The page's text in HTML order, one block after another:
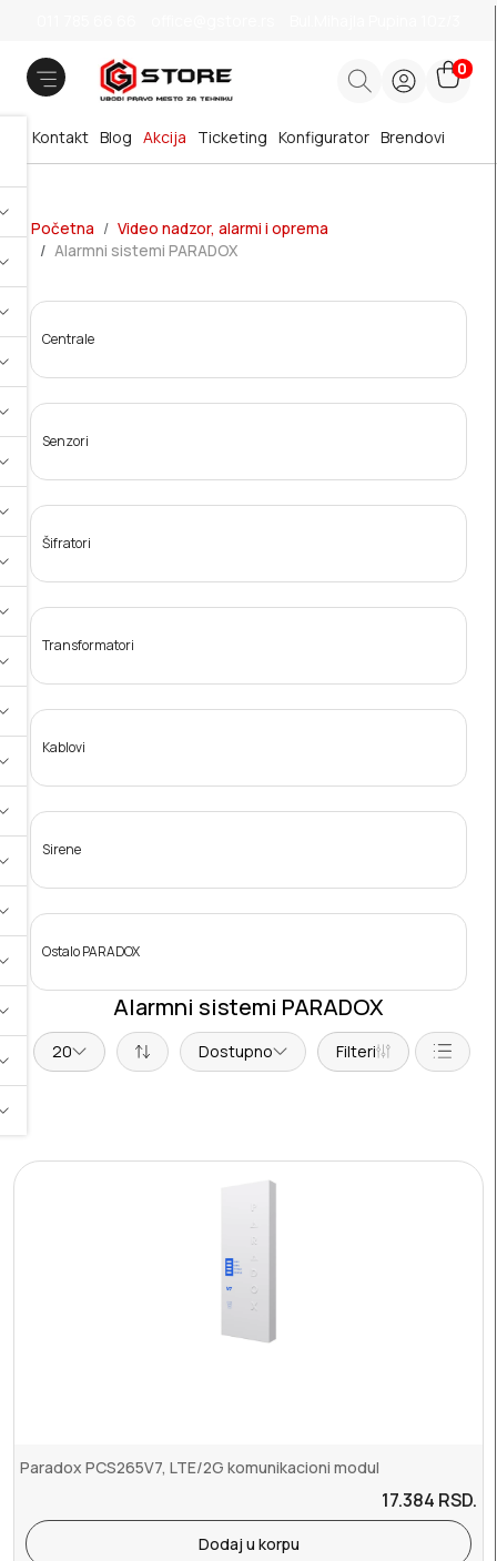
0
Brendovi
Blog Akcija
Kontakt Ticketing Konfigurator
Početna
Video nadzor, alarmi i oprema
Alarmni sistemi PARADOX
Centrale
Senzori
Šifratori
Transformatori
Kablovi
Sirene
Ostalo PARADOX
Alarmni sistemi PARADOX
20 Dostupno Filteri
Paradox PCS265V7, LTE/2G komunikacioni modul
17.384 RSD.
Dodaj u korpu